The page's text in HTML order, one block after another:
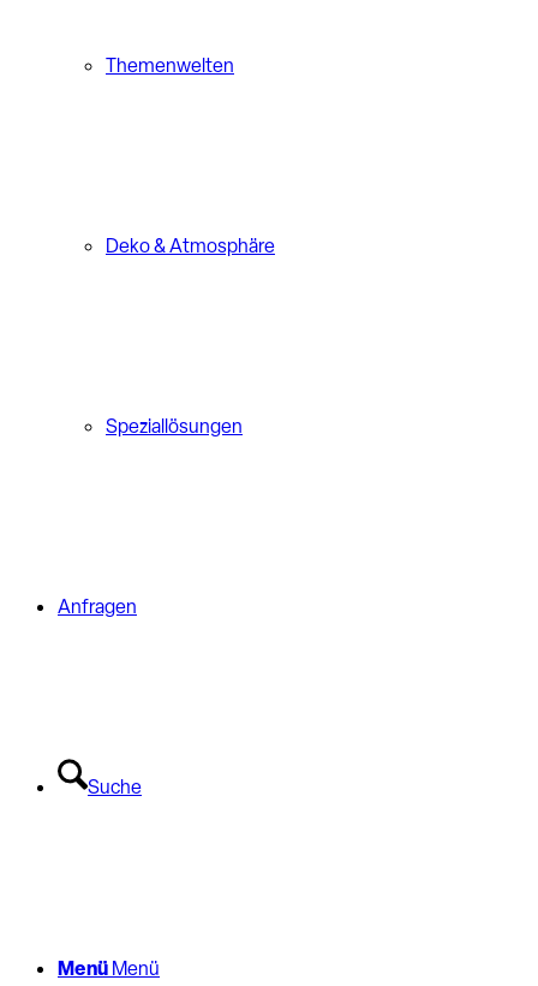
Themenwelten
Deko & Atmosphäre
Speziallösungen
Anfragen
Suche
MenüMenü